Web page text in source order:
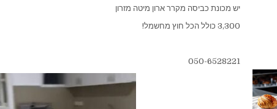
יש מכונת כביסה מקרר ארון מיטה מזרון
3,300 כולל הכל חוץ מחשמל!
050-6528221